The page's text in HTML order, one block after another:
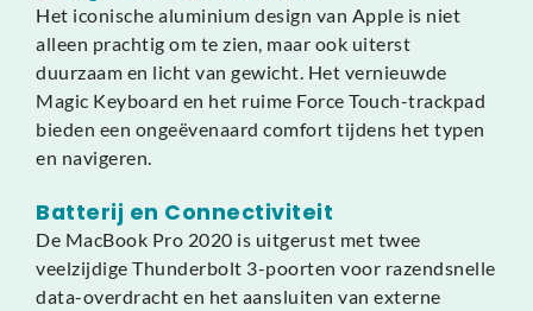
Het iconische aluminium design van Apple is niet
alleen prachtig om te zien, maar ook uiterst
duurzaam en licht van gewicht. Het vernieuwde
Magic Keyboard en het ruime Force Touch-trackpad
bieden een ongeëvenaard comfort tijdens het typen
en navigeren.
Batterij en Connectiviteit
De MacBook Pro 2020 is uitgerust met twee
veelzijdige Thunderbolt 3-poorten voor razendsnelle
data-overdracht en het aansluiten van externe